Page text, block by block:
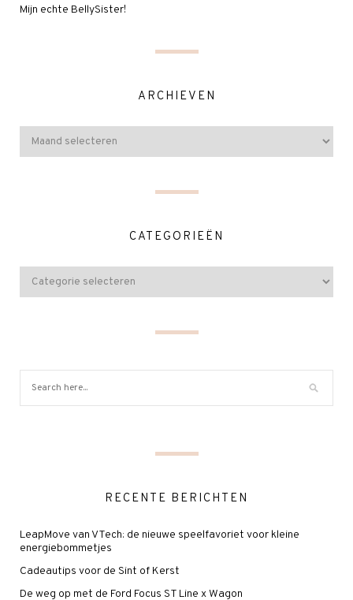
Mijn echte BellySister!
ARCHIEVEN
CATEGORIEËN
RECENTE BERICHTEN
LeapMove van VTech: de nieuwe speelfavoriet voor kleine
energiebommetjes
Cadeautips voor de Sint of Kerst
De weg op met de Ford Focus ST Line x Wagon